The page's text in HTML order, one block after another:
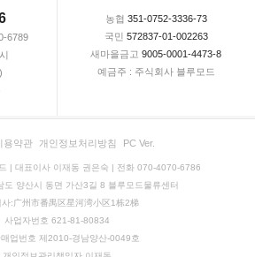
6789
농협 351-0752-3336-73
국민 572837-01-002263
새마을금고 9005-0001-4473-8
예금주 : 주식회사 블루모드
용약관 개인정보처리방침 PC Ver.
| 대표이사 이재동 권은숙 | 전화 070-4070-6786
도 양산시 동면 가산3길 8 블루모드물류센터
사:广州市番禺区星河湾小区1栋2梯
사업자번호 621-81-80834
매업번호 제2010-경남양산-0049호